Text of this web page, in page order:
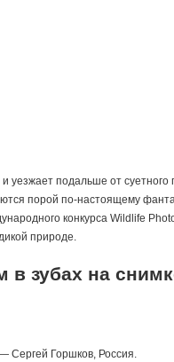
подальше от суетного
порой по-настоящему
конкурса Wildlife
природе.
зубах на
Сергей Горшков, Россия.